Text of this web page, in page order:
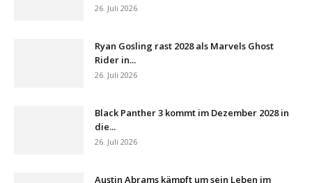
26. Juli 2026
Ryan Gosling rast 2028 als Marvels Ghost
Rider in...
26. Juli 2026
Black Panther 3 kommt im Dezember 2028 in
die...
26. Juli 2026
Austin Abrams kämpft um sein Leben im